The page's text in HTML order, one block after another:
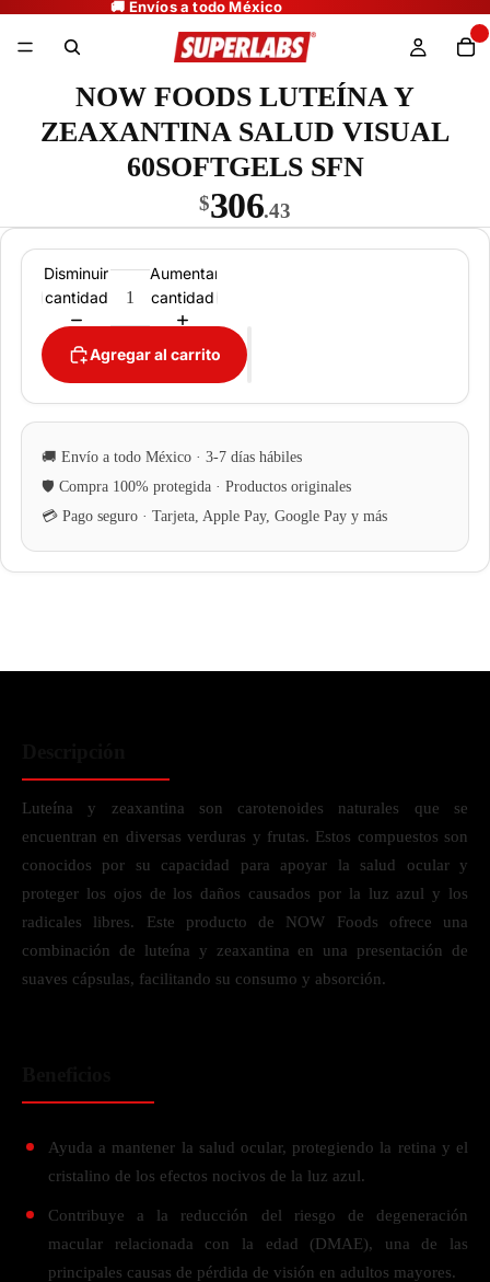
NOW FOODS LUTEÍNA Y
ZEAXANTINA SALUD VISUAL
60SOFTGELS SFN
$306.43
Disminuir
cantidad
Aumentar
cantidad
Agregar al carrito
Luteína y zeaxantina son carotenoides naturales que se
encuentran en diversas verduras y frutas. Estos compuestos son
conocidos por su capacidad para apoyar la salud ocular y
proteger los ojos de los daños causados por la luz azul y los
radicales libres. Este producto de NOW Foods ofrece una
combinación de luteína y zeaxantina en una presentación de
suaves cápsulas, facilitando su consumo y absorción.
Ayuda a mantener la salud ocular, protegiendo la retina y el
cristalino de los efectos nocivos de la luz azul.
Contribuye a la reducción del riesgo de degeneración
macular relacionada con la edad (DMAE), una de las
principales causas de pérdida de visión en adultos mayores.